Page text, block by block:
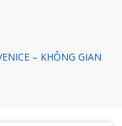
– KHÔNG GIAN